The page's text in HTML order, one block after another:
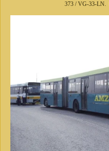
373 / VG-33-LN.